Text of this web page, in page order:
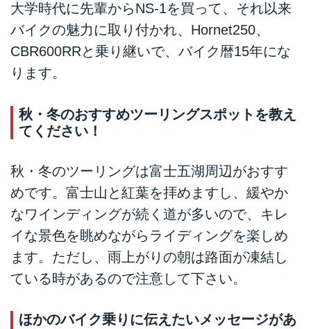
大学時代に先輩からNS-1を買って、それ以来
バイクの魅力に取り付かれ、Hornet250、
CBR600RRと乗り継いで、バイク暦15年にな
ります。
秋・冬のおすすめツーリングスポットを教え
てください！
秋・冬のツーリングは富士五湖周辺がおすす
めです。富士山と紅葉を拝めますし、緩やか
なワインディングが続く道が多いので、キレ
イな景色を眺めながらライディングを楽しめ
ます。ただし、雨上がりの朝は路面が凍結し
ている時があるので注意して下さい。
ほかのバイク乗りに伝えたいメッセージがあ